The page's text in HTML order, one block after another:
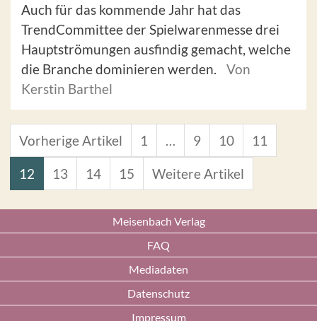
Auch für das kommende Jahr hat das
TrendCommittee der Spielwarenmesse drei
Hauptströmungen ausfindig gemacht, welche
die Branche dominieren werden.
Von
Kerstin Barthel
Vorherige Artikel 1 … 9 10 11
12 13 14 15 Weitere Artikel
Meisenbach Verlag
FAQ
Mediadaten
Datenschutz
Impressum